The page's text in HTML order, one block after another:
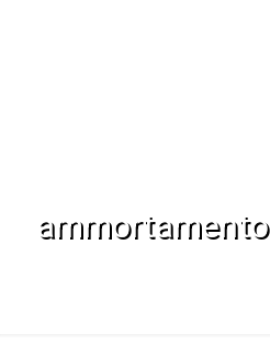
ammortamento